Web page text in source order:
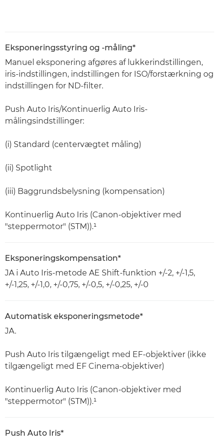
Eksponeringsstyring og -måling*
Manuel eksponering afgøres af lukkerindstillingen,
iris-indstillingen, indstillingen for ISO/forstærkning og
indstillingen for ND-filter.
Push Auto Iris/Kontinuerlig Auto Iris-
målingsindstillinger:
(i) Standard (centervægtet måling)
(ii) Spotlight
(iii) Baggrundsbelysning (kompensation)
Kontinuerlig Auto Iris (Canon-objektiver med
"steppermotor" (STM)).¹
Eksponeringskompensation*
JA i Auto Iris-metode AE Shift-funktion +/-2, +/-1,5,
+/-1,25, +/-1,0, +/-0,75, +/-0,5, +/-0,25, +/-0
Automatisk eksponeringsmetode*
JA.
Push Auto Iris tilgængeligt med EF-objektiver (ikke
tilgængeligt med EF Cinema-objektiver)
Kontinuerlig Auto Iris (Canon-objektiver med
"steppermotor" (STM)).¹
Push Auto Iris*